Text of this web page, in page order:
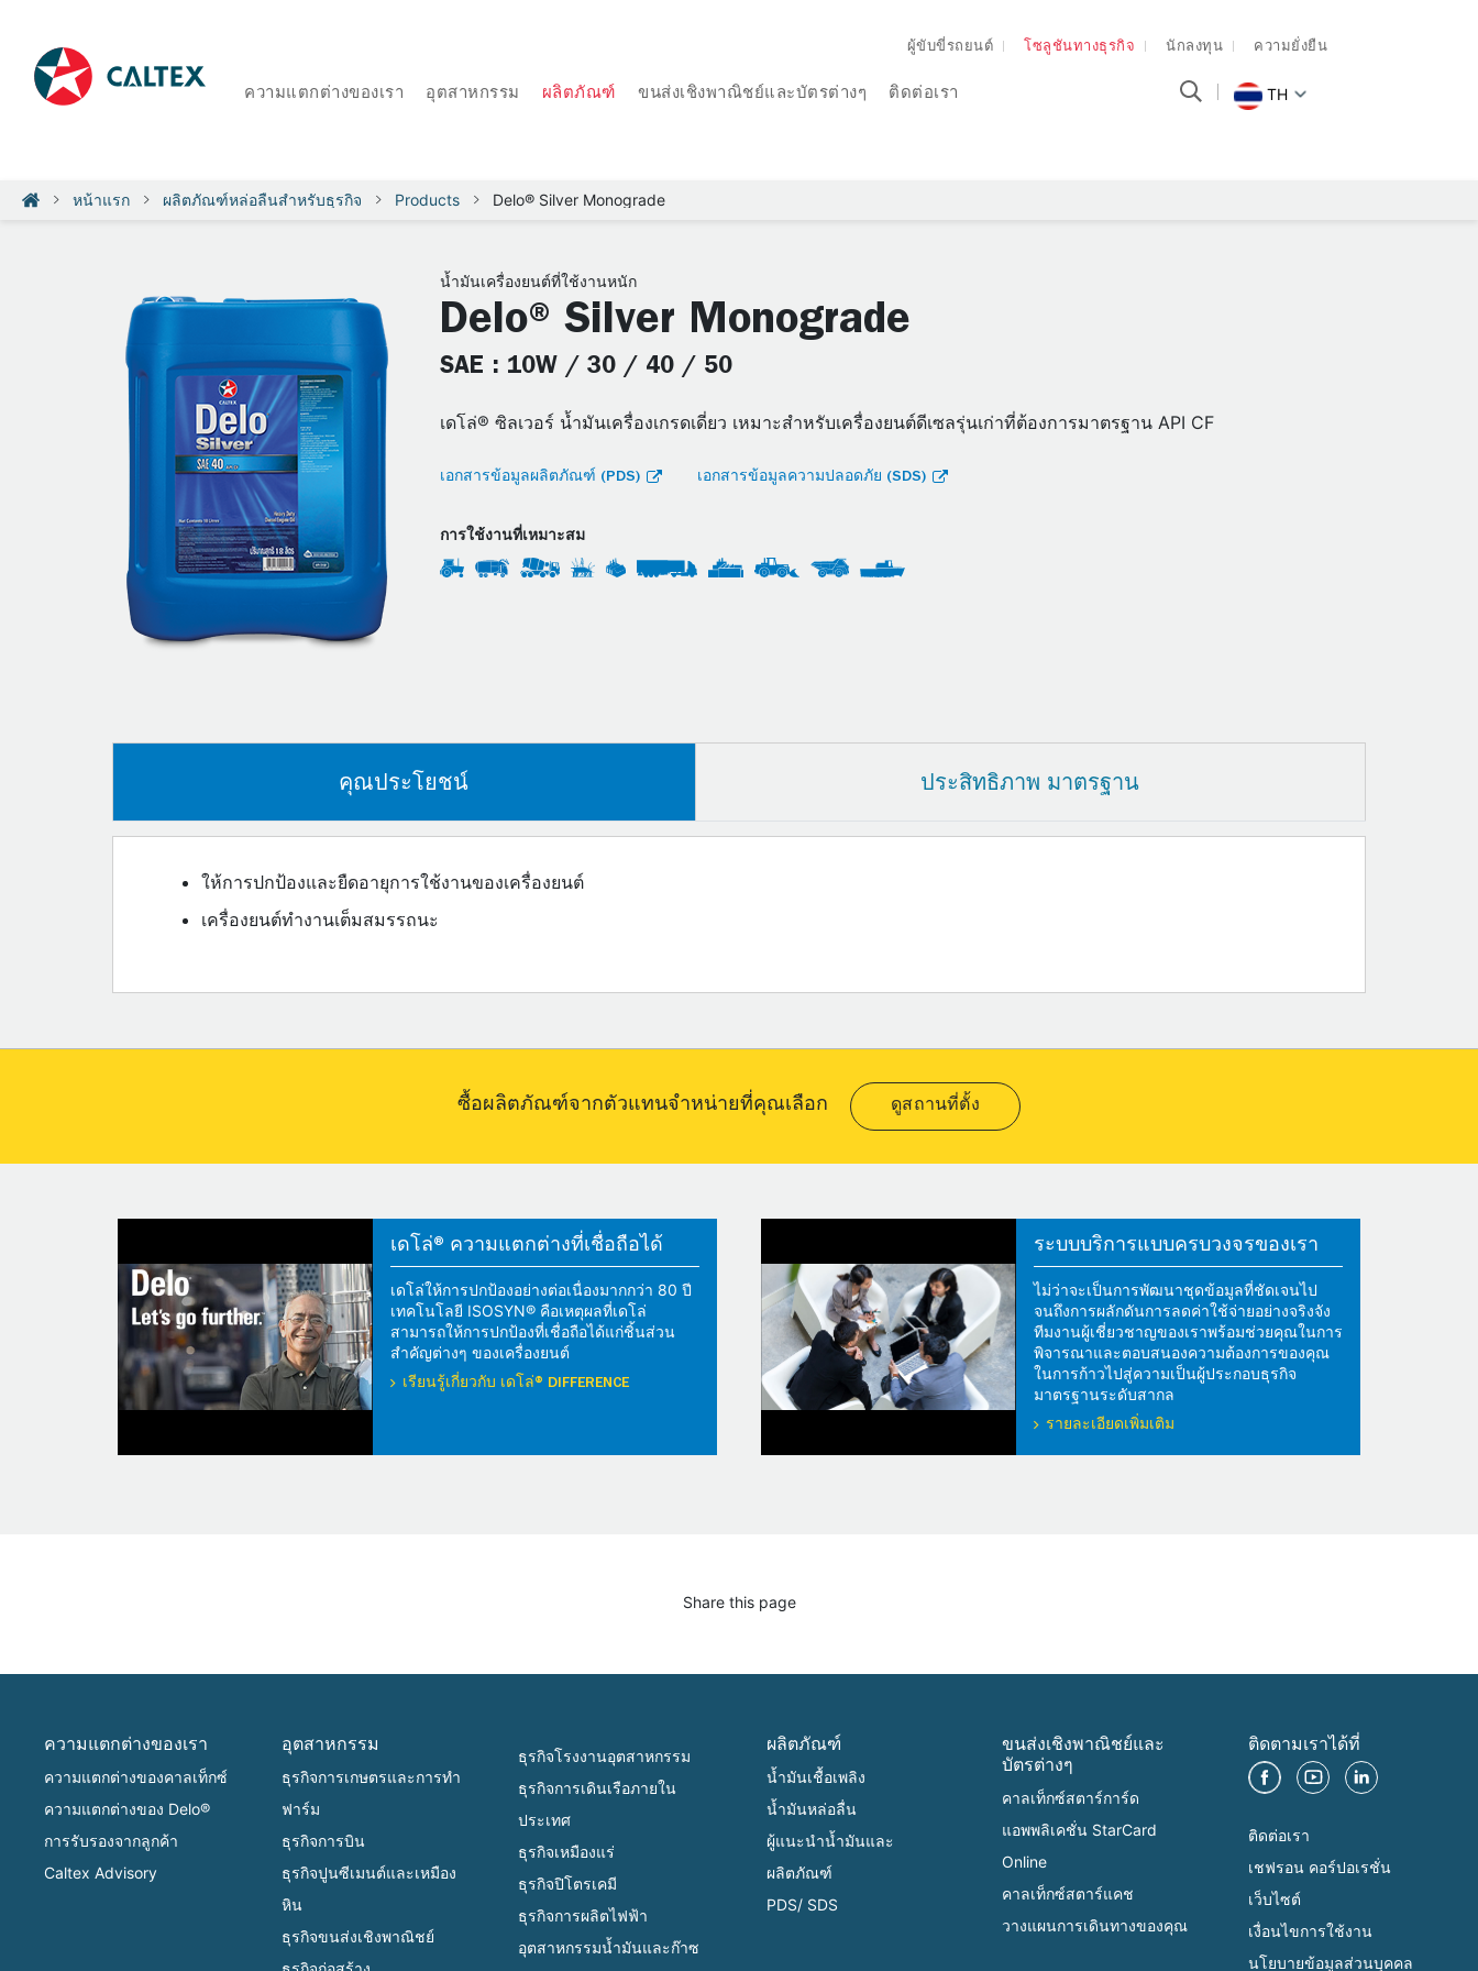
ผู้ขับขี่รถยนต์ โซลูชันทางธุรกิจ นักลงทุน ความยั่งยืน
ความแตกต่างของเรา อุตสาหกรรม ผลิตภัณฑ์ ขนส่งเชิงพาณิชย์และบัตรต่างๆ ติดต่อเรา TH
หน้าแรก ผลิตภัณฑ์หล่อลื่นสำหรับธุรกิจ Products Delo® Silver Monograde
น้ำมันเครื่องยนต์ที่ใช้งานหนัก
Delo® Silver Monograde
SAE : 10W / 30 / 40 / 50
เดโล่® ซิลเวอร์ น้ำมันเครื่องเกรดเดี่ยว เหมาะสําหรับเครื่องยนต์ดีเซลรุ่นเก่าที่ต้องการมาตรฐาน API CF
เอกสารข้อมูลผลิตภัณฑ์ (PDS) เอกสารข้อมูลความปลอดภัย (SDS)
การใช้งานที่เหมาะสม
คุณประโยชน์ ประสิทธิภาพ มาตรฐาน
ให้การปกป้องและยืดอายุการใช้งานของเครื่องยนต์
เครื่องยนต์ทำงานเต็มสมรรถนะ
ซื้อผลิตภัณฑ์จากตัวแทนจำหน่ายที่คุณเลือก ดูสถานที่ตั้ง
เดโล่® ความแตกต่างที่เชื่อถือได้
เดโล่ให้การปกป้องอย่างต่อเนื่องมากกว่า 80 ปี
เทคโนโลยี ISOSYN® คือเหตุผลที่เดโล่
สามารถให้การปกป้องที่เชื่อถือได้แก่ชิ้นส่วน
สำคัญต่างๆ ของเครื่องยนต์
เรียนรู้เกี่ยวกับ เดโล่® DIFFERENCE
ระบบบริการแบบครบวงจรของเรา
ไม่ว่าจะเป็นการพัฒนาชุดข้อมูลที่ชัดเจนไป
จนถึงการผลักดันการลดค่าใช้จ่ายอย่างจริงจัง
ทีมงานผู้เชี่ยวชาญของเราพร้อมช่วยคุณในการ
พิจารณาและตอบสนองความต้องการของคุณ
ในการก้าวไปสู่ความเป็นผู้ประกอบธุรกิจ
มาตรฐานระดับสากล
รายละเอียดเพิ่มเติม
Share this page
ความแตกต่างของเรา
ความแตกต่างของคาลเท็กซ์
ความแตกต่างของ Delo®
การรับรองจากลูกค้า
Caltex Advisory
อุตสาหกรรม
ธุรกิจการเกษตรและการทำ
ฟาร์ม
ธุรกิจการบิน
ธุรกิจปูนซีเมนต์และเหมือง
หิน
ธุรกิจขนส่งเชิงพาณิชย์
ธุรกิจโรงงานอุตสาหกรรม
ธุรกิจการเดินเรือภายใน
ประเทศ
ธุรกิจเหมืองแร่
ธุรกิจปิโตรเคมี
ธุรกิจการผลิตไฟฟ้า
อุตสาหกรรมน้ำมันและก๊าซ
ผลิตภัณฑ์
น้ำมันเชื้อเพลิง
น้ำมันหล่อลื่น
ผู้แนะนำน้ำมันและ
ผลิตภัณฑ์
PDS/ SDS
ขนส่งเชิงพาณิชย์และ
บัตรต่างๆ
คาลเท็กซ์สตาร์การ์ด
แอพพลิเคชั่น StarCard
Online
คาลเท็กซ์สตาร์แคช
วางแผนการเดินทางของคุณ
ติดตามเราได้ที่
ติดต่อเรา
เชฟรอน คอร์ปอเรชั่น
เว็บไซต์
เงื่อนไขการใช้งาน
นโยบายข้อมูลส่วนบุคคล